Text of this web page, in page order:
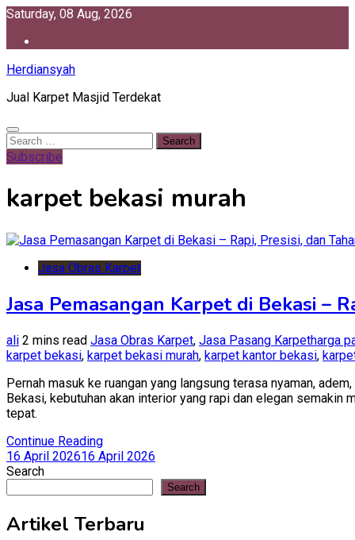
Skip
content
Saturday, 08 Aug, 2026
Herdiansyah
Jual Karpet Masjid Terdekat
Search
for:
Subscribe
karpet bekasi murah
Jasa Obras Karpet
Jasa Pemasangan Karpet di Bekasi –
ali 2 mins read Jasa Obras Karpet, Jasa Pasang Karpetharga
karpet bekasi, karpet bekasi murah, karpet kantor bekasi,
Pernah masuk ke ruangan yang langsung terasa nyaman,
Bekasi, kebutuhan akan interior yang rapi dan elegan semakin
tepat.
Continue Reading
16 April 202616 April 2026
Search
Search
Artikel Terbaru